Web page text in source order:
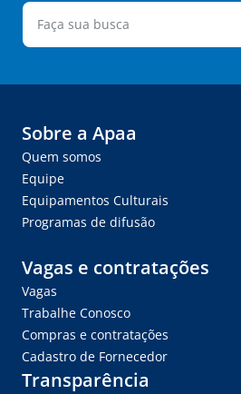
Sobre a Apaa
Quem somos
Equipe
Equipamentos Culturais
Programas de difusão
Vagas e contratações
Vagas
Trabalhe Conosco
Compras e contratações
Cadastro de Fornecedor
Transparência